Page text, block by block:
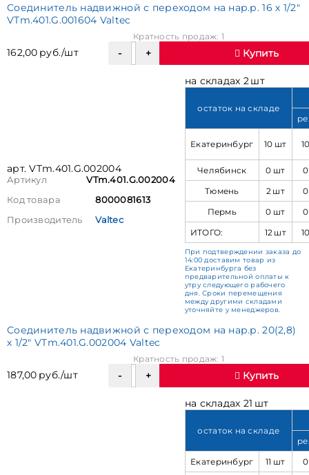
Соединитель надвижной с переходом на нар.р. 16 х 1/2"
VTm.401.G.001604 Valtec
162,00 руб./шт
Кратность продаж: 1
Купить
арт. VTm.401.G.002004
Артикул
VTm.401.G.002004
Код товара
8000081613
Производитель
Valtec
на складах 2 шт
остаток на складе
Екатеринбург 10 шт
Челябинск 0 шт
Тюмень
2 шт
Пермь
0 шт
ИТОГО:
12 шт
При подтверждении заказа до
14:00 доставим товар из
Екатеринбурга без
предварительной оплаты к
утру следующего рабочего
дня. Сроки перемещения
между другими складами
уточняйте у менеджеров.
Соединитель надвижной с переходом на нар.р. 20(2,8)
х 1/2" VTm.401.G.002004 Valtec
187,00 руб./шт
Кратность продаж: 1
Купить
на складах 21 шт
остаток на складе
Екатеринбург
11 шт